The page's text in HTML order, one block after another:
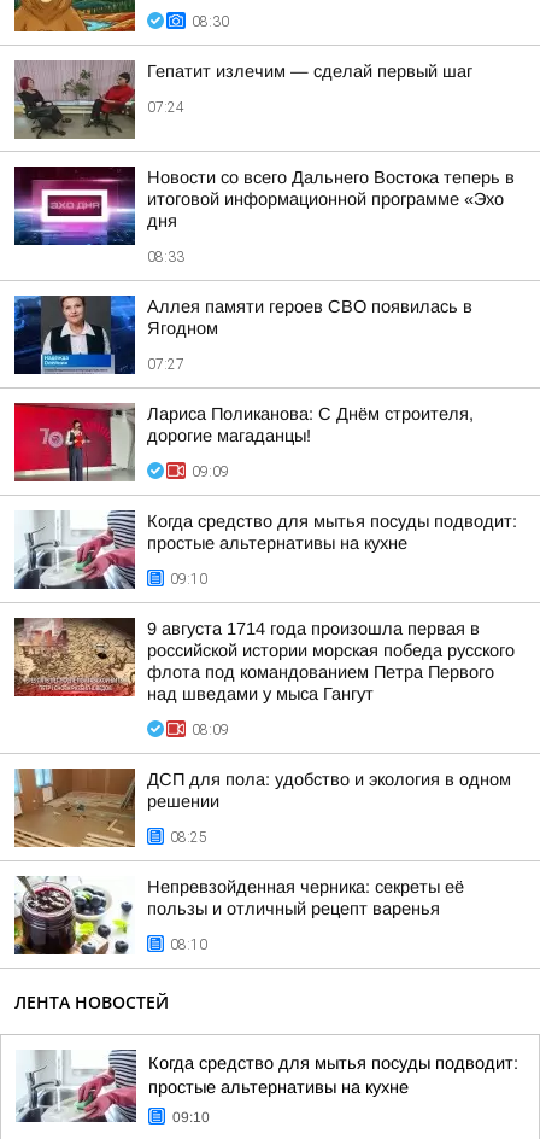
08:30
Гепатит излечим — сделай первый шаг
07:24
Новости со всего Дальнего Востока теперь в
итоговой информационной программе «Эхо
дня
08:33
Аллея памяти героев СВО появилась в
Ягодном
07:27
Лариса Поликанова: С Днём строителя,
дорогие магаданцы!
09:09
Когда средство для мытья посуды подводит:
простые альтернативы на кухне
09:10
9 августа 1714 года произошла первая в
российской истории морская победа русского
флота под командованием Петра Первого
над шведами у мыса Гангут
08:09
ДСП для пола: удобство и экология в одном
решении
08:25
Непревзойденная черника: секреты её
пользы и отличный рецепт варенья
08:10
ЛЕНТА НОВОСТЕЙ
Когда средство для мытья посуды подводит:
простые альтернативы на кухне
09:10